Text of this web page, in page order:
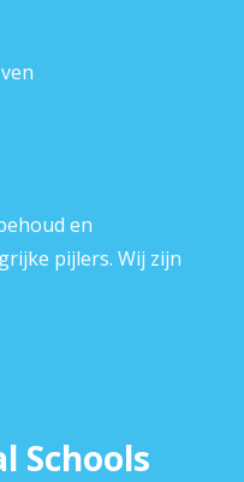
en
pijlers. Wij zijn
Schools